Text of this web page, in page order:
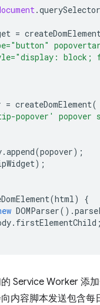
.querySelector
=
block;
= createDomElement(
popover' popover
.append(popover);
);
(html)
{
DOMParser().
. firstElementChild ;
Service Worker 添
内容脚本发送包含每